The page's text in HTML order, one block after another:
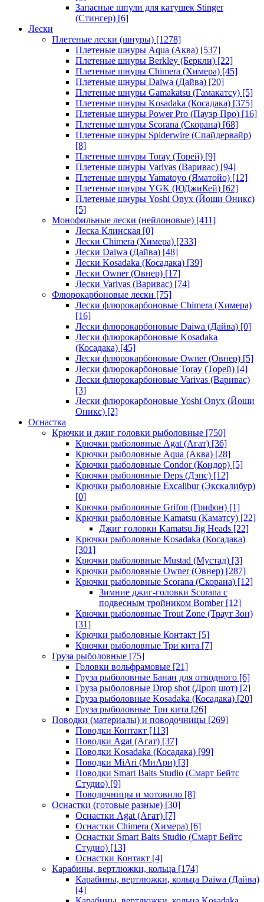
Запасные шпули для катушек Stinger
(Стингер) [6]
Лески
Плетеные лески (шнуры) [1278]
Плетеные шнуры Aqua (Аква) [537]
Плетеные шнуры Berkley (Беркли) [22]
Плетеные шнуры Chimera (Химера) [45]
Плетеные шнуры Daiwa (Дайва) [20]
Плетеные шнуры Gamakatsu (Гамакатсу) [5]
Плетеные шнуры Kosadaka (Косадака) [375]
Плетеные шнуры Power Pro (Пауэр Про) [16]
Плетеные шнуры Scorana (Скорана) [68]
Плетеные шнуры Spiderwire (Спайдервайр)
[8]
Плетеные шнуры Toray (Торей) [9]
Плетеные шнуры Varivas (Варивас) [94]
Плетеные шнуры Yamatoyo (Яматойо) [12]
Плетеные шнуры YGK (ЮДжиКей) [62]
Плетеные шнуры Yoshi Onyx (Йоши Оникс)
[5]
Монофильные лески (нейлоновые) [411]
Леска Клинская [0]
Лески Chimera (Химера) [233]
Лески Daiwa (Дайва) [48]
Лески Kosadaka (Косадака) [39]
Лески Owner (Овнер) [17]
Лески Varivas (Варивас) [74]
Флюрокарбоновые лески [75]
Лески флюрокарбоновые Chimera (Химера)
[16]
Лески флюрокарбоновые Daiwa (Дайва) [0]
Лески флюрокарбоновые Kosadaka
(Косадака) [45]
Лески флюрокарбоновые Owner (Овнер) [5]
Лески флюрокарбоновые Toray (Торей) [4]
Лески флюрокарбоновые Varivas (Варивас)
[3]
Лески флюрокарбоновые Yoshi Onyx (Йоши
Оникс) [2]
Оснастка
Крючки и джиг головки рыболовные [750]
Крючки рыболовные Agat (Агат) [36]
Крючки рыболовные Aqua (Аква) [28]
Крючки рыболовные Condor (Кондор) [5]
Крючки рыболовные Deps (Дэпс) [12]
Крючки рыболовные Excalibur (Экскалибур)
[0]
Крючки рыболовные Grifon (Грифон) [1]
Крючки рыболовные Kamatsu (Каматсу) [22]
Джиг головки Kamatsu Jig Heads [22]
Крючки рыболовные Kosadaka (Косадака)
[301]
Крючки рыболовные Mustad (Мустад) [3]
Крючки рыболовные Owner (Овнер) [287]
Крючки рыболовные Scorana (Скорана) [12]
Зимние джиг-головки Scorana с
подвесным тройником Bomber[12]
Крючки рыболовные Trout Zone (Траут Зон)
[31]
Крючки рыболовные Контакт [5]
Крючки рыболовные Три кита [7]
Груза рыболовные [75]
Головки вольфрамовые [21]
Груза рыболовные Банан для отводного [6]
Груза рыболовные Drop shot (Дроп шот) [2]
Груза рыболовные Kosadaka (Косадака) [20]
Груза рыболовные Три кита [26]
Поводки (материалы) и поводочницы [269]
Поводки Контакт [113]
Поводки Agat (Агат) [37]
Поводки Kosadaka (Косадака) [99]
Поводки MiAri (МиАри) [3]
Поводки Smart Baits Studio (Смарт Бейтс
Студио) [9]
Поводочницы и мотовило [8]
Оснастки (готовые разные) [30]
Оснастки Agat (Агат) [7]
Оснастки Chimera (Химера) [6]
Оснастки Smart Baits Studio (Смарт Бейтс
Студио) [13]
Оснастки Контакт [4]
Карабины, вертлюжки, кольца [174]
Карабины, вертлюжки, кольца Daiwa (Дайва)
[4]